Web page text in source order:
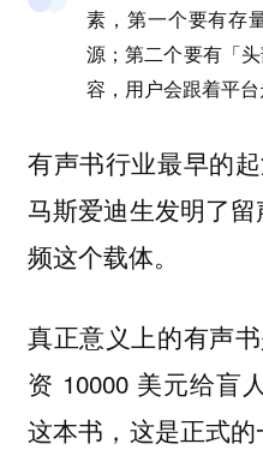
素，第一个要有存
源；第二个要有「
容，用户会跟着平台
有声书行业最早的
马斯爱迪生发明了
频这个载体。
真正意义上的有声
资 10000 美元给盲
这本书，这是正式